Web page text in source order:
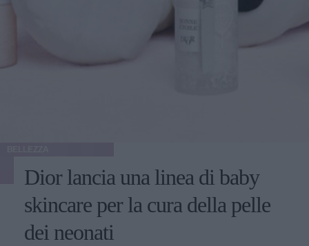
Dior lancia una linea di baby
skincare per la cura della pelle
dei neonati